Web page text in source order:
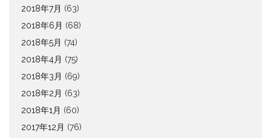
2018年7月 (63)
2018年6月 (68)
2018年5月 (74)
2018年4月 (75)
2018年3月 (69)
2018年2月 (63)
2018年1月 (60)
2017年12月 (76)